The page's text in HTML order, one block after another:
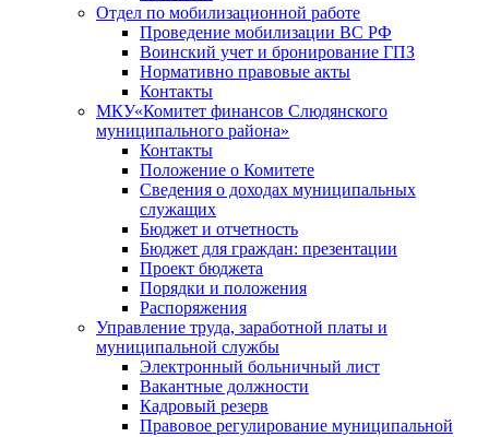
Отдел по мобилизационной работе
Проведение мобилизации ВС РФ
Воинский учет и бронирование ГПЗ
Нормативно правовые акты
Контакты
МКУ«Комитет финансов Слюдянского
муниципального района»
Контакты
Положение о Комитете
Сведения о доходах муниципальных
служащих
Бюджет и отчетность
Бюджет для граждан: презентации
Проект бюджета
Порядки и положения
Распоряжения
Управление труда, заработной платы и
муниципальной службы
Электронный больничный лист
Вакантные должности
Кадровый резерв
Правовое регулирование муниципальной